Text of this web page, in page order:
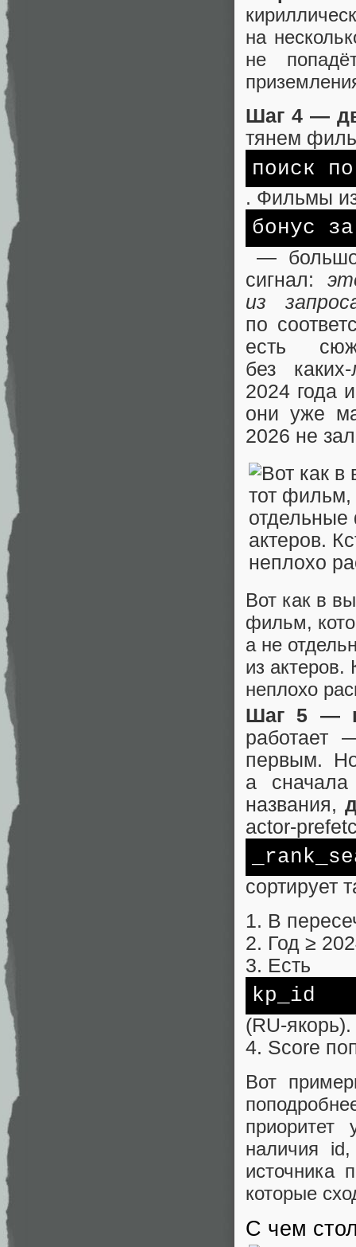
на
не
Шаг 4 —
тянем
поиск
. Фильмы
бонус
—
сигнал:
из
по
есть
без
2024 года
они уже
2026 не
Вот как в
фильм,
а не
из актеров.
неплохо
Шаг 5 —
работает
первым.
а
названия,
сортирует
1. В
2. Год ≥
3. Есть
kp_id
(RU‑якорь).
4. Score
Вот
приоритет
наличия
которые
С чем